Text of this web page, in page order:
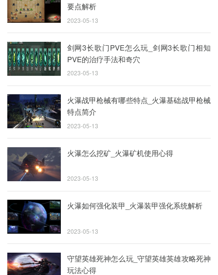
要点解析
2023-05-13
剑网3长歌门PVE怎么玩_剑网3长歌门相知
PVE的治疗手法和奇穴
2023-05-13
火瀑战甲枪械有哪些特点_火瀑基础战甲枪械
特点简介
2023-05-13
火瀑怎么挖矿_火瀑矿机使用心得
2023-05-13
火瀑如何强化装甲_火瀑装甲强化系统解析
2023-05-13
守望英雄死神怎么玩_守望英雄英雄攻略死神
玩法心得